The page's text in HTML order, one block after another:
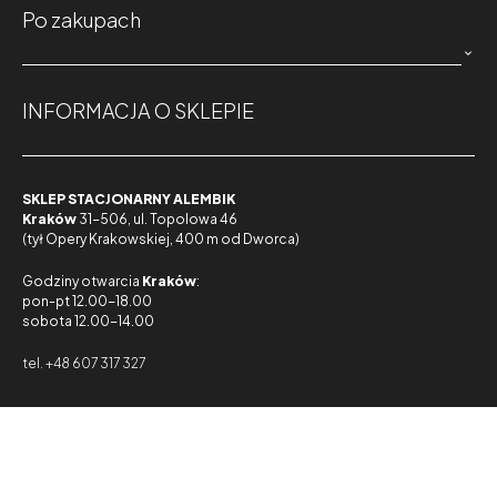
Po zakupach

INFORMACJA O SKLEPIE
SKLEP STACJONARNY ALEMBIK
Kraków 31-506, ul. Topolowa 46
(tył Opery Krakowskiej, 400 m od Dworca)
Godziny otwarcia Kraków:
pon-pt 12.00-18.00
sobota 12.00-14.00
tel. +48 607 317 327